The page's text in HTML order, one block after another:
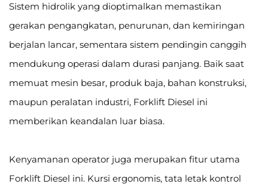
Sistem hidrolik yang dioptimalkan memastikan
gerakan pengangkatan, penurunan, dan kemiringan
berjalan lancar, sementara sistem pendingin canggih
mendukung operasi dalam durasi panjang. Baik saat
memuat mesin besar, produk baja, bahan konstruksi,
maupun peralatan industri, Forklift Diesel ini
memberikan keandalan luar biasa.
Kenyamanan operator juga merupakan fitur utama
Forklift Diesel ini. Kursi ergonomis, tata letak kontrol